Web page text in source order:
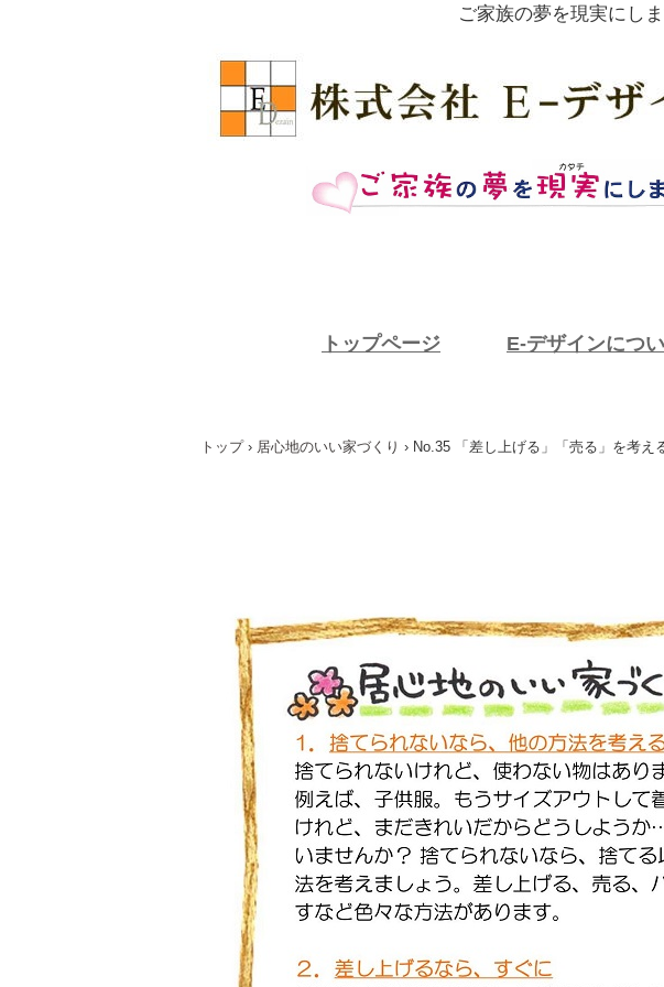
ご家族の夢を現実にし
トップページ E-デザインにつ
トップ › 居心地のいい家づくり › No.35 「差し上げる」「売る」を考え